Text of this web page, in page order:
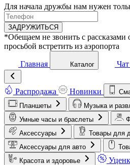
Для начала дружбы нам нужен
ЗАДРУЖИТЬСЯ
*Обещаем не звонить с
просьбой встретить из аэропорта
Главная Каталог Чат
Распродажа Новинки
Планшеты
Музыка и
Умные часы и браслеты
Аксессуары
Товары для
Аксессуары для авто
Красота и здоровье